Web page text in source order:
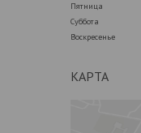
Пятница
Суббота
Воскресенье
КАРТА